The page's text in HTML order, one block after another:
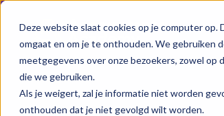
Deze website slaat cookies op je computer
omgaat en om je te onthouden. We gebruiken
meetgegevens over onze bezoekers, zowel op
die we gebruiken.
Als je weigert, zal je informatie niet worden
onthouden dat je niet gevolgd wilt worden.